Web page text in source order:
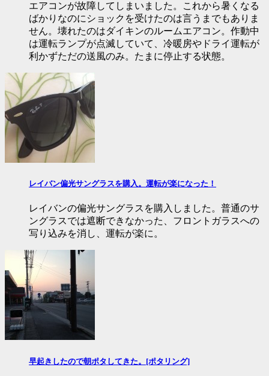
エアコンが故障してしまいました。これから暑くなる
ばかりなのにショックを受けたのは言うまでもありま
せん。壊れたのはダイキンのルームエアコン。作動中
は運転ランプが点滅していて、冷暖房やドライ運転が
利かずただの送風のみ。たまに停止する状態。
レイバン偏光サングラスを購入。運転が楽になった！
レイバンの偏光サングラスを購入しました。普通のサ
ングラスでは遮断できなかった、フロントガラスへの
写り込みを消し、運転が楽に。
早起きしたので朝ポタしてきた。[ポタリング]